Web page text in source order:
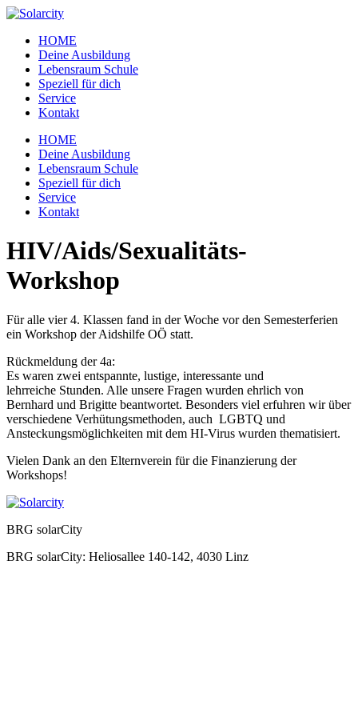
Zum
wechselnHOME
Deine Ausbildung
Lebensraum Schule
Speziell für dich
Service
Kontakt
Menü
HOME
Deine Ausbildung
Lebensraum Schule
Speziell für dich
Service
Kontakt
HIV/Aids/Sexualitäts-
Workshop
Für alle vier 4. Klassen fand in der Woche vor den Semesterferien
ein Workshop der Aidshilfe OÖ statt.
Rückmeldung der 4a:
Es waren zwei entspannte, lustige, interessante und
lehrreiche Stunden. Alle unsere Fragen wurden ehrlich von
Bernhard und Brigitte beantwortet. Besonders viel erfuhren wir über
verschiedene Verhütungsmethoden, auch LGBTQ und
Ansteckungsmöglichkeiten mit dem HI-Virus wurden thematisiert.
Vielen Dank an den Elternverein für die Finanzierung der
Workshops!
BRG solarCity
BRG solarCity: Heliosallee 140-142, 4030 Linz